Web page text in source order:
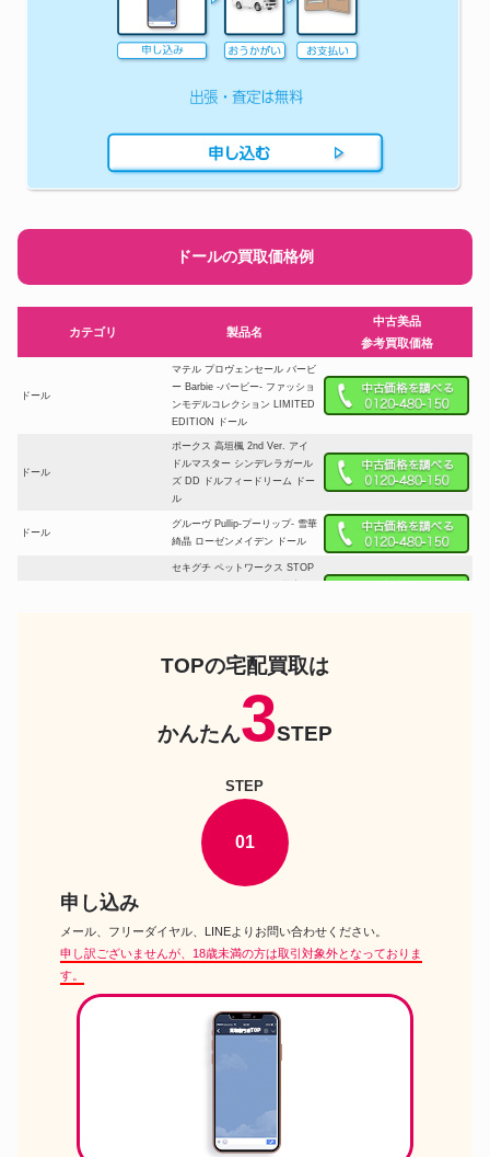
ドールの買取価格例
カテゴリ 製品名
中古美品
参考買取価格
ドール
マテル プロヴェンセール バービ
ー Barbie -バービー- ファッショ
ンモデルコレクション LIMITED
EDITION ドール
ドール
ボークス 高垣楓 2nd Ver. アイ
ドルマスター シンデレラガール
ズ DD ドルフィードリーム ドー
ル
ドール
グルーヴ Pullip-プーリップ- 雪華
綺晶 ローゼンメイデン ドール
セキグチ ペットワークス STOP
ーン 美少女戦士セーラームーン
セーラースターズ ビューティチ
ディズニーストア 魔女 D23
Expo Japan 2018 白雪姫 コレク
ジュンプランニング Pullip -プー
リップ- プリュネラ ドール
ペットワークス CCSgirl 16AN
ruruko ruruko -るるこ- ドール
ママチャップトイ 柊かがみ らき
グオブロンドンメアリー Blythe-
ブライス- CWC限定 ドール
メイク済み 男の子 C-Line ドー
アゾンインターナショナル 加藤
恵 かとうめぐみ 冴えない彼女の
クロスワールドコネクションズ
トゥエンティー イヤーズ オブ
TOPの宅配買取は
かんたん3STEP
STEP
01
申し込み
メール、フリーダイヤル、LINEよりお問い合わせください。
申し訳ございませんが、18歳未満の方は取引対象外となっておりま
す。